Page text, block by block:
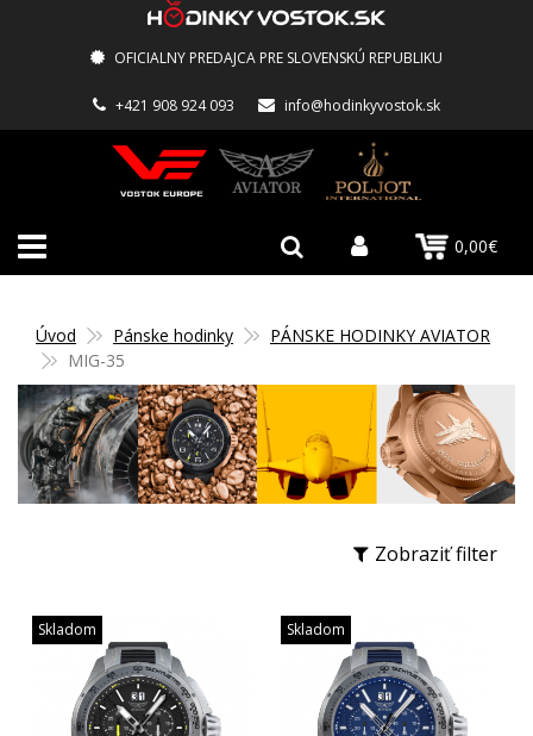
OFICIALNY PREDAJCA PRE SLOVENSKÚ REPUBLIKU
+421 908 924 093 info@hodinkyvostok.sk
0,00€
Úvod Pánske hodinky
PÁNSKE HODINKY AVIATOR
MIG-35
Zobraziť filter
Skladom Skladom